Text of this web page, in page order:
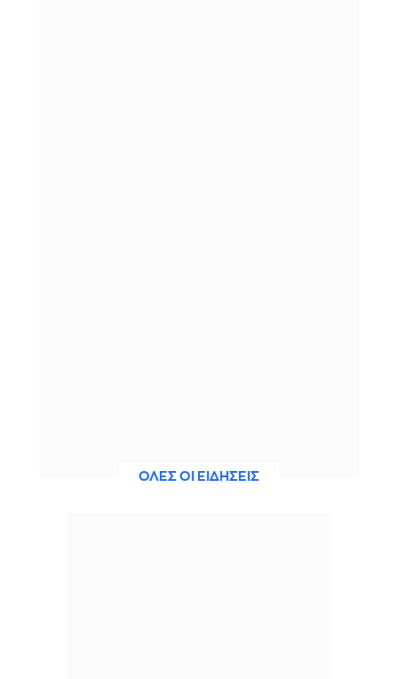
ΟΛΕΣ ΟΙ ΕΙΔΗΣΕΙΣ